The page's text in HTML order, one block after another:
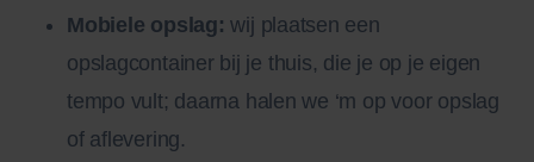
Mobiele opslag: wij plaatsen een
opslagcontainer bij je thuis, die je op je eigen
tempo vult; daarna halen we ‘m op voor opslag
of aflevering.